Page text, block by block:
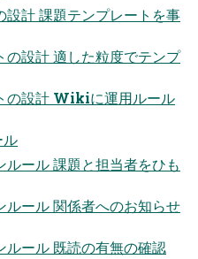
設計 課題テンプレートを事
の設計 適した粒度でテンプ
の設計 Wikiに運用ルール
ル
ール 課題と担当者をひも
ルール 関係者へのお知らせ
ルール 既読の有無の確認